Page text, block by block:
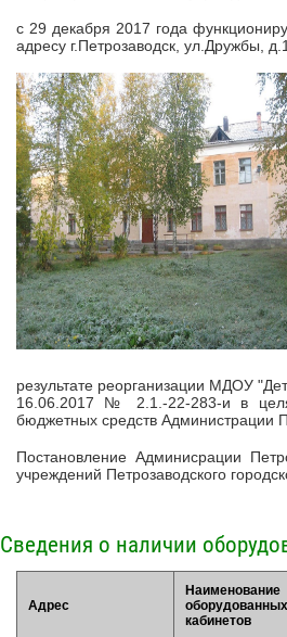
с 29 декабря 2017 года
адресу г.Петрозаводск, ул.Дружбы,
результате реорганизации МДОУ
16.06.2017 № 2.1.-22-283-и в
бюджетных средств Администрации
Постановление Админисрации
учреждений Петрозаводского
Сведения о наличии
Адрес
Наименование
кабинетов